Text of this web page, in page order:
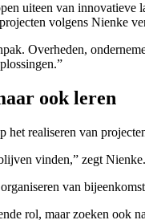
uiteen van innovatieve
volgens Nienke
Overheden,
ook leren
het realiseren van
vinden,” zegt
van
rol, maar zoeken ook